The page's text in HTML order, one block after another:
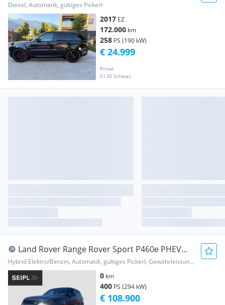
Diesel, Automatik, gültiges Pickerl
2017 EZ
172.000 km
258 PS (190 kW)
Privat
6130 Schwaz
€ 24.999
Land Rover Range Rover Sport P460e PHEV
AWD Dynamic SE Mom...
Hybrid Elektro/Benzin, Automatik, gültiges Pickerl, Gewährleistung, Garantie
0 km
400 PS (294 kW)
€ 108.900